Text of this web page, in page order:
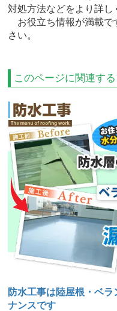
対処方法などをより詳し
お役立ち情報が満載で
さい。
このページに関連す
防水工事は陸屋根・ベ
ナンスです